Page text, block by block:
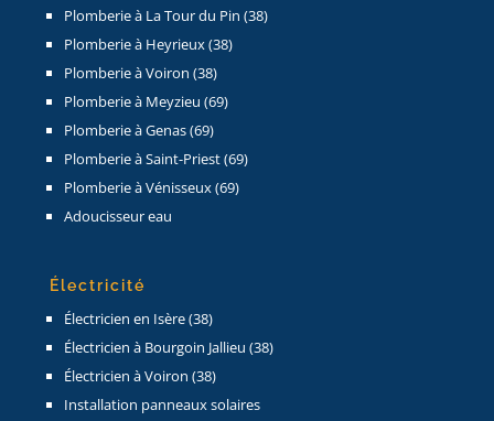
Plomberie à La Tour du Pin (38)
Plomberie à Heyrieux (38)
Plomberie à Voiron (38)
Plomberie à Meyzieu (69)
Plomberie à Genas (69)
Plomberie à Saint-Priest (69)
Plomberie à Vénisseux (69)
Adoucisseur eau
Électricité
Électricien en Isère (38)
Électricien à Bourgoin Jallieu (38)
Électricien à Voiron (38)
Installation panneaux solaires